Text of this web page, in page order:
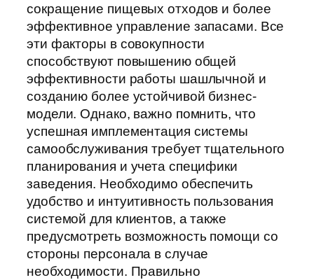
сокращение пищевых отходов и более
эффективное управление запасами. Все
эти факторы в совокупности
способствуют повышению общей
эффективности работы шашлычной и
созданию более устойчивой бизнес-
модели. Однако, важно помнить, что
успешная имплементация системы
самообслуживания требует тщательного
планирования и учета специфики
заведения. Необходимо обеспечить
удобство и интуитивность пользования
системой для клиентов, а также
предусмотреть возможность помощи со
стороны персонала в случае
необходимости. Правильно